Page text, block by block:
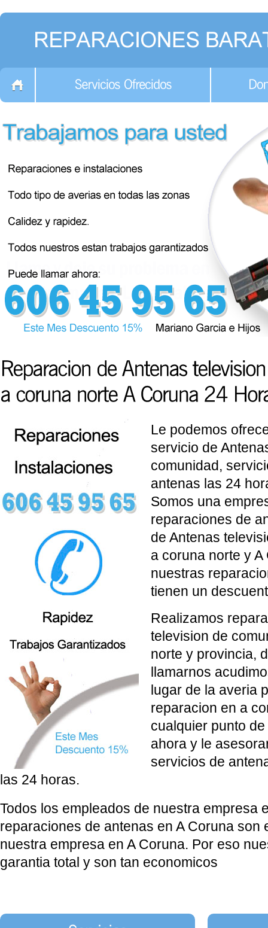
Le podemos
servicio de
comunidad,
antenas las 24
Somos una
reparaciones de
de Antenas
a coruna norte y A
nuestras
tienen un
Realizamos
television de
norte y provincia,
llamarnos
lugar de la averia
reparacion en a
cualquier punto
ahora y le
servicios de
las 24 horas.
Todos los empleados de nuestra empresa
reparaciones de antenas en A Coruna son
nuestra empresa en A Coruna. Por eso
garantia total y son tan economicos